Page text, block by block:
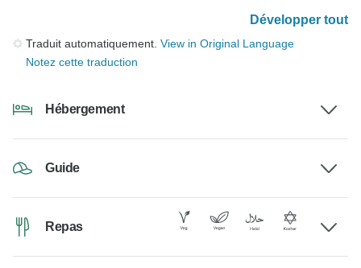
Développer tout
Traduit automatiquement. View in Original Language
Notez cette traduction
Hébergement
Guide
Repas